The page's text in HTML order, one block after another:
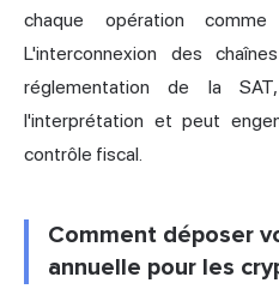
chaque opération
L'interconnexion des
réglementation de la
l'interprétation et peut
contrôle fiscal.
Comment déposer
annuelle pour les